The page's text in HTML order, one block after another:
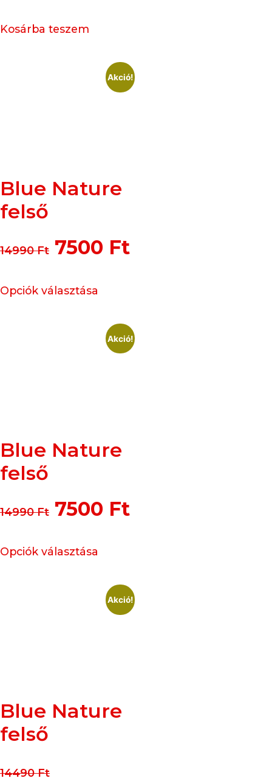
Kosárba teszem
Akció!
Blue Nature
felső
14990Ft 7500 Ft
Opciók választása
Akció!
Blue Nature
felső
14990Ft 7500 Ft
Opciók választása
Akció!
Blue Nature
felső
14490Ft